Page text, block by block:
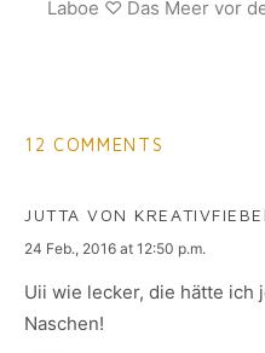
Laboe ♡ Das Meer vor
12 COMMENTS
JUTTA VON
says:
24 Feb., 2016 at 12:50 p.m.
Uii wie lecker, die hätte ich
Naschen!